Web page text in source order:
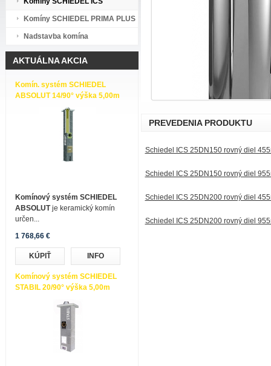
Komíny SCHIEDEL PRIMA PLUS
Nadstavba komína
AKTUÁLNA AKCIA
Komín. systém SCHIEDEL
ABSOLUT 14/90° výška 5,00m
Komínový systém SCHIEDEL
ABSOLUTje keramický komín
určen...
1 768,66 €
KÚPIŤ INFO
Komínový systém SCHIEDEL
STABIL 20/90° výška 5,00m
PREVEDENIA PRODUKTU
Schiedel ICS 25DN150 rovný diel
Schiedel ICS 25DN150 rovný diel
Schiedel ICS 25DN200 rovný diel
Schiedel ICS 25DN200 rovný diel